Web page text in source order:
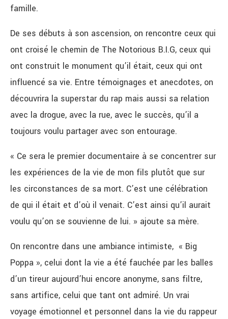
famille.
De ses débuts à son ascension, on rencontre ceux qui
ont croisé le chemin de The Notorious B.I.G, ceux qui
ont construit le monument qu’il était, ceux qui ont
influencé sa vie. Entre témoignages et anecdotes, on
découvrira la superstar du rap mais aussi sa relation
avec la drogue, avec la rue, avec le succès, qu’il a
toujours voulu partager avec son entourage.
« Ce sera le premier documentaire à se concentrer sur
les expériences de la vie de mon fils plutôt que sur
les circonstances de sa mort. C’est une célébration
de qui il était et d’où il venait. C’est ainsi qu’il aurait
voulu qu’on se souvienne de lui. » ajoute sa mère.
On rencontre dans une ambiance intimiste, « Big
Poppa », celui dont la vie a été fauchée par les balles
d’un tireur aujourd’hui encore anonyme, sans filtre,
sans artifice, celui que tant ont admiré. Un vrai
voyage émotionnel et personnel dans la vie du rappeur